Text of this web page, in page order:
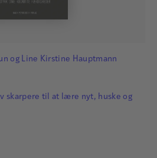
og Line Kirstine Hauptmann
skarpere til at lære nyt, huske og